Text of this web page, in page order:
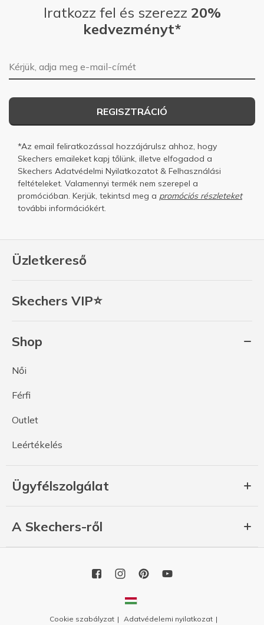
Üzletkereső
Skechers VIP⭐
Shop
Női
Férfi
Outlet
Leértékelés
Ügyfélszolgálat
A Skechers-ről
Iratkozz fel és szerezz 20%
kedvezményt*
E-mail-cím
REGISZTRÁCIÓ
*Az email feliratkozással hozzájárulsz ahhoz, hogy
Skechers emaileket kapj tőlünk, illetve elfogadod a
Skechers Adatvédelmi Nyilatkozatot & Felhasználási
feltételeket. Valamennyi termék nem szerepel a
promócióban. Kerjük, tekintsd meg a promóciós részleteket
további információkért.
Cookie szabályzat Adatvédelemi nyilatkozat